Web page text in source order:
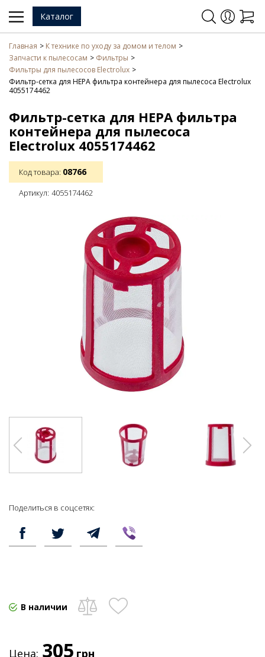
Каталог
Главная
К технике по уходу за домом и телом
Запчасти к пылесосам
Фильтры
Фильтры для пылесосов Electrolux
Фильтр-сетка для HEPA фильтра контейнера для пылесоса Electrolux
4055174462
Фильтр-сетка для HEPA фильтра
контейнера для пылесоса
Electrolux 4055174462
Код товара: 08766
Артикул: 4055174462
Поделиться в соцсетях:
В наличии
Цена: 305 грн